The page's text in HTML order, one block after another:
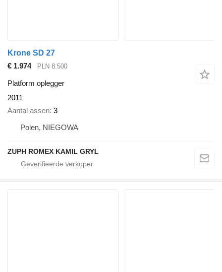
Krone SD 27
€ 1.974
PLN 8.500
Platform oplegger
2011
Aantal assen 3
Polen, NIEGOWA
ZUPH ROMEX KAMIL GRYL